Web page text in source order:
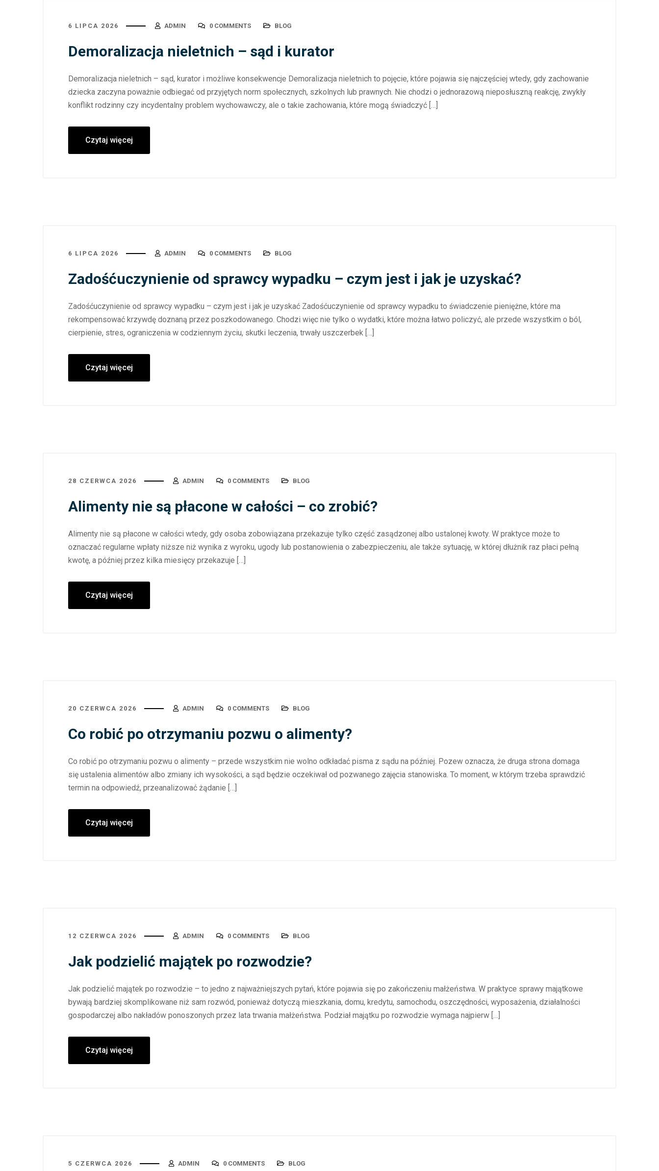
6 LIPCA 2026 ADMIN 0 COMMENTS BLOG
Demoralizacja nieletnich – sąd i kurator
Demoralizacja nieletnich – sąd, kurator i możliwe konsekwencje Demoralizacja nieletnich to pojęcie, które pojawia się najczęściej wtedy, gdy zachowanie
dziecka zaczyna poważnie odbiegać od przyjętych norm społecznych, szkolnych lub prawnych. Nie chodzi o jednorazową nieposłuszną reakcję, zwykły
konflikt rodzinny czy incydentalny problem wychowawczy, ale o takie zachowania, które mogą świadczyć […]
Czytaj więcej
6 LIPCA 2026 ADMIN 0 COMMENTS BLOG
Zadośćuczynienie od sprawcy wypadku – czym jest i jak je uzyskać?
Zadośćuczynienie od sprawcy wypadku – czym jest i jak je uzyskać Zadośćuczynienie od sprawcy wypadku to świadczenie pieniężne, które ma
rekompensować krzywdę doznaną przez poszkodowanego. Chodzi więc nie tylko o wydatki, które można łatwo policzyć, ale przede wszystkim o ból,
cierpienie, stres, ograniczenia w codziennym życiu, skutki leczenia, trwały uszczerbek […]
Czytaj więcej
28 CZERWCA 2026 ADMIN 0 COMMENTS BLOG
Alimenty nie są płacone w całości – co zrobić?
Alimenty nie są płacone w całości wtedy, gdy osoba zobowiązana przekazuje tylko część zasądzonej albo ustalonej kwoty. W praktyce może to
oznaczać regularne wpłaty niższe niż wynika z wyroku, ugody lub postanowienia o zabezpieczeniu, ale także sytuację, w której dłużnik raz płaci pełną
kwotę, a później przez kilka miesięcy przekazuje […]
Czytaj więcej
20 CZERWCA 2026 ADMIN 0 COMMENTS BLOG
Co robić po otrzymaniu pozwu o alimenty?
Co robić po otrzymaniu pozwu o alimenty – przede wszystkim nie wolno odkładać pisma z sądu na później. Pozew oznacza, że druga strona domaga
się ustalenia alimentów albo zmiany ich wysokości, a sąd będzie oczekiwał od pozwanego zajęcia stanowiska. To moment, w którym trzeba sprawdzić
termin na odpowiedź, przeanalizować żądanie […]
Czytaj więcej
12 CZERWCA 2026 ADMIN 0 COMMENTS BLOG
Jak podzielić majątek po rozwodzie?
Jak podzielić majątek po rozwodzie – to jedno z najważniejszych pytań, które pojawia się po zakończeniu małżeństwa. W praktyce sprawy majątkowe
bywają bardziej skomplikowane niż sam rozwód, ponieważ dotyczą mieszkania, domu, kredytu, samochodu, oszczędności, wyposażenia, działalności
gospodarczej albo nakładów ponoszonych przez lata trwania małżeństwa. Podział majątku po rozwodzie wymaga najpierw […]
Czytaj więcej
5 CZERWCA 2026 ADMIN 0 COMMENTS BLOG